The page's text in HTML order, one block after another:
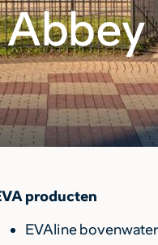
producten
EVAline